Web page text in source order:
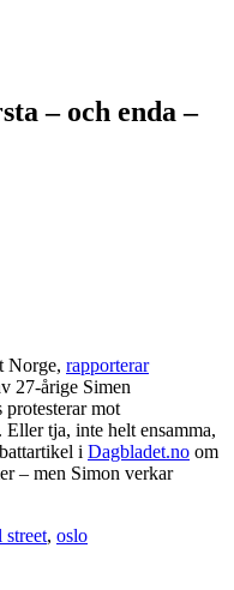
– och enda –
Norge, rapporterar
27-årige Simen
mot
tja, inte helt ensamma,
i Dagbladet.no om
– men Simon verkar
, oslo